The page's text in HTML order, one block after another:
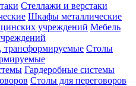
Стеллажи и верстаки
Шкафы металлические
Мебель
Столы
Гардеробные системы
Столы для переговоров